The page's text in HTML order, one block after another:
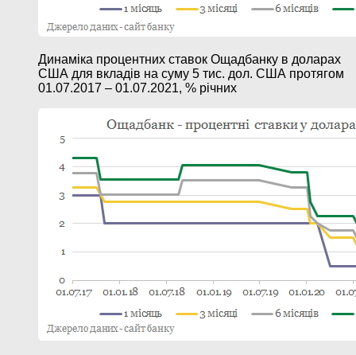
Динаміка процентних ставок Ощадбанку в доларах
США для вкладів на суму 5 тис. дол. США протягом
01.07.2017 – 01.07.2021, % річних